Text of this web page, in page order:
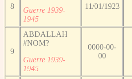
8
Guerre 1939-
1945
11/01/1923
9
ABDALLAH
#NOM?
Guerre 1939-
1945
0000-00-
00